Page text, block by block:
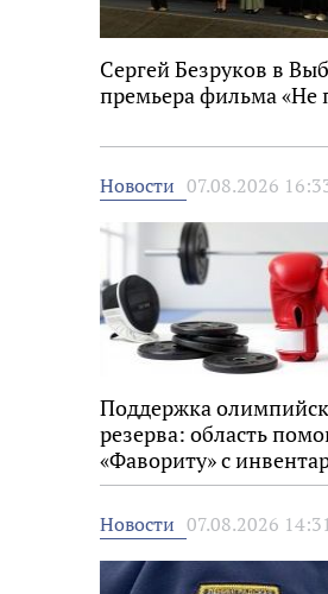
Сергей Безруков в
премьера фильма «Не
Новости 07.08.2026
Поддержка
резерва: область
«Фавориту» с
Новости 07.08.2026